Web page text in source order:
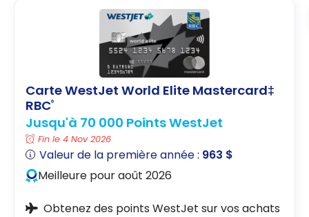
Carte WestJet World Elite Mastercard‡
RBC®
Jusqu'à 70 000 Points WestJet
Fin le 4 Nov 2026
Valeur de la première année : 963 $
Meilleure pour août 2026
Obtenez des points WestJet sur vos achats